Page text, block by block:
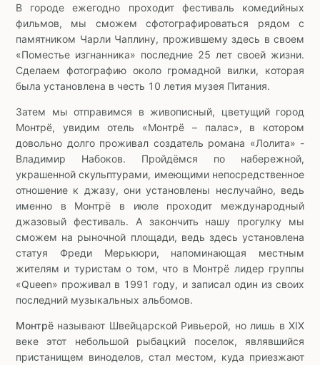
В городе ежегодно проходит фестиваль комедийных
фильмов, мы сможем сфотографироваться рядом с
памятником Чарли Чаплину, прожившему здесь в своем
«Поместье изгнанника» последние 25 лет своей жизни.
Сделаем фотографию около громадной вилки, которая
была установлена в честь 10 летия музея Питания.
Затем мы отправимся в живописный, цветущий город
Монтрё, увидим отель «Монтрё – палас», в котором
довольно долго проживал создатель романа «Лолита» -
Владимир Набоков. Пройдёмся по набережной,
украшенной скульптурами, имеющими непосредственное
отношение к джазу, они установлены неслучайно, ведь
именно в Монтрё в июле проходит международный
джазовый фестиваль. А закончить нашу прогулку мы
сможем на рыночной площади, ведь здесь установлена
статуя Фреди Мерькюри, напоминающая местным
жителям и туристам о том, что в Монтрё лидер группы
«Queen» проживал в 1991 году, и записал один из своих
последний музыкальных альбомов.
Монтрё называют Швейцарской Ривьерой, но лишь в XIX
веке этот небольшой рыбацкий поселок, являвшийся
пристанищем виноделов, стал местом, куда приезжают